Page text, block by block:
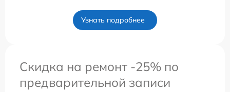
Узнать подробнее
Скидка на ремонт -25% по
предварительной записи